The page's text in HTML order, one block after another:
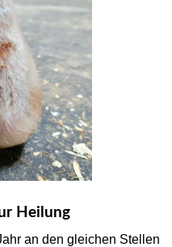
Heilung
an den gleichen Stellen